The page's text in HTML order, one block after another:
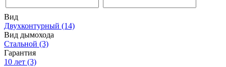
Вид
Двухконтурный (14)
Вид дымохода
Стальной (3)
Гарантия
10 лет (3)